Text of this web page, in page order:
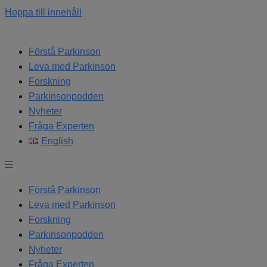
Hoppa till innehåll
Förstå Parkinson
Leva med Parkinson
Forskning
Parkinsonpodden
Nyheter
Fråga Experten
English
Förstå Parkinson
Leva med Parkinson
Forskning
Parkinsonpodden
Nyheter
Fråga Experten